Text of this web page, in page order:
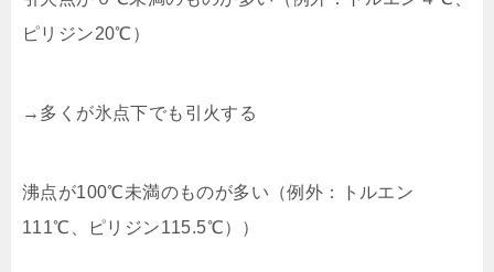
ピリジン20℃）
→多くが氷点下でも引火する
沸点が100℃未満のものが多い（例外：トルエン
111℃、ピリジン115.5℃））